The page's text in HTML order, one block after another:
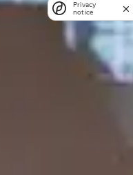
Privacy
notice